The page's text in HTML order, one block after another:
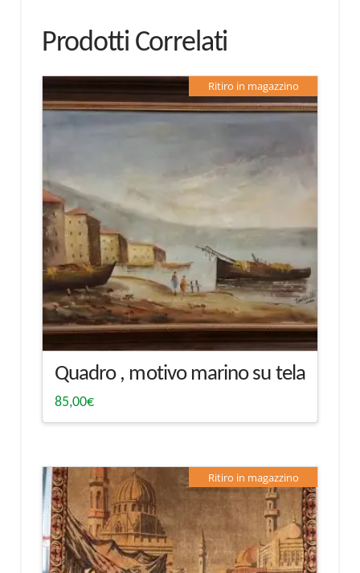
Prodotti Correlati
Ritiro in magazzino
Quadro , motivo marino su tela
85,00€
Ritiro in magazzino